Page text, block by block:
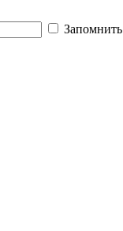
Запомнить